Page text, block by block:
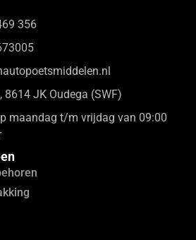
356
8614 JK Oudega (SWF)
maandag t/m vrijdag van 09:00